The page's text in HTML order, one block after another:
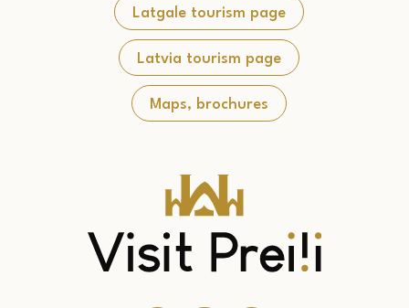
Latgale tourism page
Latvia tourism page
Maps, brochures